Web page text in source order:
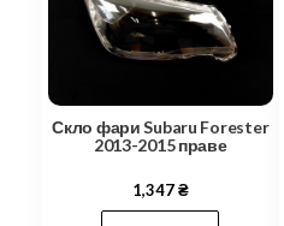
Скло фари Subaru Forester
2013-2015 праве
1,347₴